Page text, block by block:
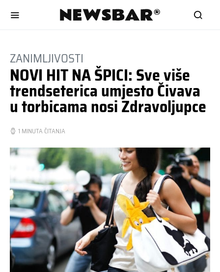
ZANIMLJIVOSTI
NOVI HIT NA ŠPICI: Sve više
trendseterica umjesto Čivava
u torbicama nosi Zdravoljupce
1 MINUTA ČITANJA